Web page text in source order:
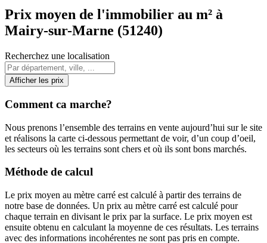
Prix moyen de l'immobilier au m² à
Mairy-sur-Marne (51240)
Recherchez une localisation
Afficher les prix
Comment ca marche?
Nous prenons l’ensemble des terrains en vente aujourd’hui sur le site
et réalisons la carte ci-dessous permettant de voir, d’un coup d’oeil,
les secteurs où les terrains sont chers et où ils sont bons marchés.
Méthode de calcul
Le prix moyen au mètre carré est calculé à partir des terrains de
notre base de données. Un prix au mètre carré est calculé pour
chaque terrain en divisant le prix par la surface. Le prix moyen est
ensuite obtenu en calculant la moyenne de ces résultats. Les terrains
avec des informations incohérentes ne sont pas pris en compte.